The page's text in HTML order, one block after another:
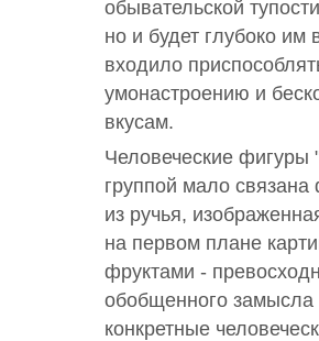
обывательской
но и будет глубоко
входило
умонастроению и
вкусам.
Человеческие фигуры
группой мало
из ручья,
на первом плане
фруктами -
обобщенного
конкретные